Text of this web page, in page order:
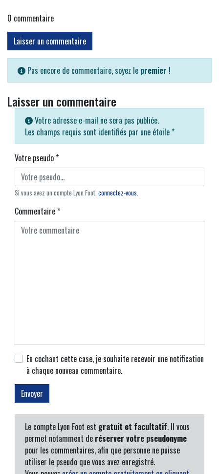
0 commentaire
Laisser un commentaire
Pas encore de commentaire, soyez le premier !
Laisser un commentaire
Votre adresse e-mail ne sera pas publiée.
Les champs requis sont identifiés par une étoile *
Votre pseudo*
Si vous avez un compte Lyon Foot, connectez-vous.
Commentaire*
En cochant cette case, je souhaite recevoir une notification
à chaque nouveau commentaire.
Le compte Lyon Foot est gratuit et facultatif. Il vous
permet notamment de réserver votre pseudonyme
pour les commentaires, afin que personne ne puisse
utiliser le pseudo que vous avez enregistré.